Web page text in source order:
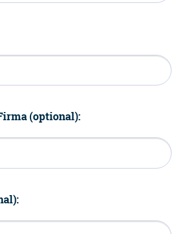
(optional):